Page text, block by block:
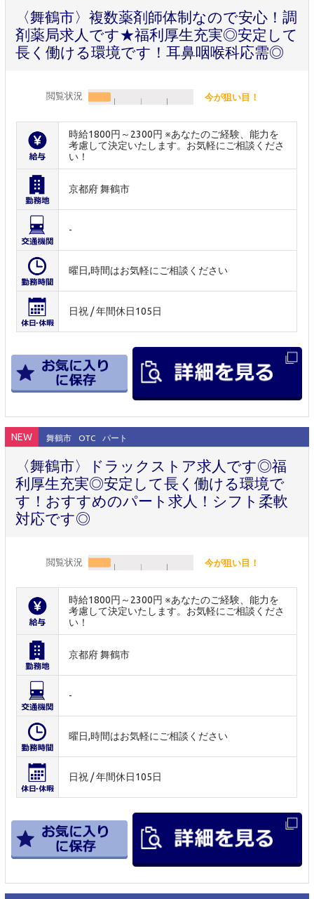
〈舞鶴市〉複数薬剤師体制なので安心！調
剤薬局求人です★福利厚生充実◎安定して
長く働ける環境です！耳鼻咽喉科応需◎
閲覧状況 今が狙い目！
時給1800円～2300円 ※あなたのご経験、能力を
考慮して決定いたします。お気軽にご相談くださ
い！
京都府 舞鶴市
-
曜日,時間はお気軽にご相談ください
日祝 / 年間休日105日
NEW 舞鶴市 OTC パート
〈舞鶴市〉ドラックストア求人です◎福
利厚生充実◎安定して長く働ける環境で
す！おすすめのパート求人！シフト柔軟
対応です◎
閲覧状況 今が狙い目！
時給1800円～2300円 ※あなたのご経験、能力を
考慮して決定いたします。お気軽にご相談くださ
い！
京都府 舞鶴市
-
曜日,時間はお気軽にご相談ください
日祝 / 年間休日105日